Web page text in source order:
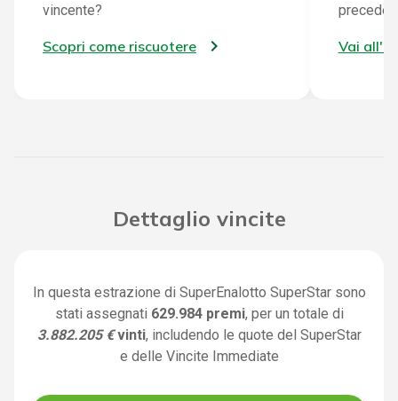
vincente?
Scopri come riscuotere Vai
Dettaglio vincite
In questa estrazione di SuperEnalotto SuperStar sono
stati assegnati 629.984 premi, per un totale di
3.882.205 € vinti, includendo le quote del SuperStar
e delle Vincite Immediate